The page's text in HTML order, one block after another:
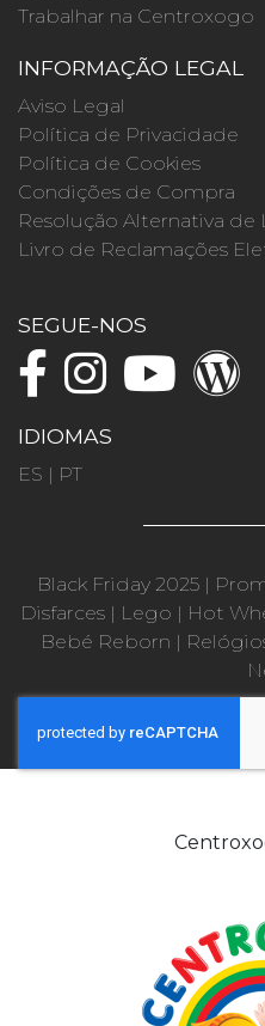
Trabalhar na Centroxogo
INFORMAÇÃO LEGAL
Aviso Legal
Política de Privacidade
Política de Cookies
Condições de Compra
Resolução Alternativa de
Livro de Reclamações
SEGUE-NOS
IDIOMAS
ES | PT
Black Friday 2025 |
Disfarces| Lego | Hot
Bebé Reborn |